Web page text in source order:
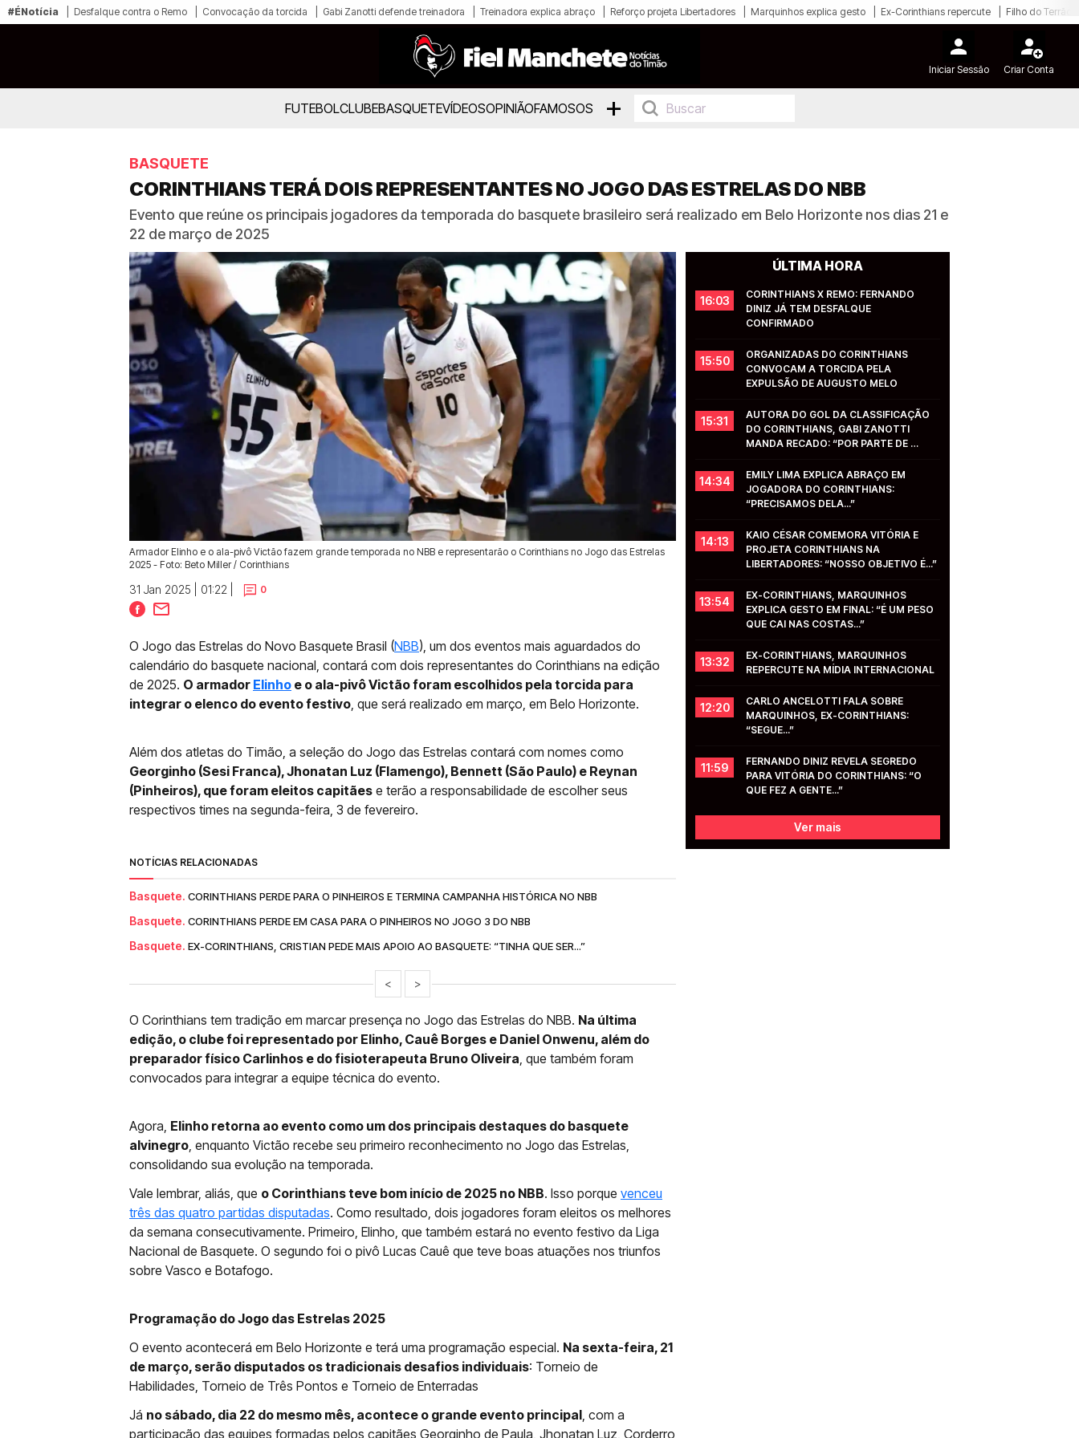
#ÉNotícia Desfalque contra o Remo Convocação da torcida Gabi Zanotti defende treinadora Treinadora explica abraço Reforço projeta Libertadores Marquinhos explica gesto Ex-Corinthians repercute Filho do Terrão
Iniciar Sessão Criar Conta
FUTEBOLCLUBEBASQUETEVÍDEOSOPINIÃOFAMOSOS +
BASQUETE
CORINTHIANS TERÁ DOIS REPRESENTANTES NO JOGO DAS ESTRELAS DO NBB
Evento que reúne os principais jogadores da temporada do basquete brasileiro será realizado em Belo Horizonte nos dias 21 e
22 de março de 2025
Armador Elinho e o ala-pivô Victão fazem grande temporada no NBB e representarão o Corinthians no Jogo das Estrelas
2025 - Foto: Beto Miller / Corinthians
31 Jan 2025 | 01:22 | 0
O Jogo das Estrelas do Novo Basquete Brasil (NBB), um dos eventos mais aguardados do
calendário do basquete nacional, contará com dois representantes do Corinthians na edição
de 2025. O armador Elinho e o ala-pivô Victão foram escolhidos pela torcida para
integrar o elenco do evento festivo, que será realizado em março, em Belo Horizonte.
Além dos atletas do Timão, a seleção do Jogo das Estrelas contará com nomes como
Georginho (Sesi Franca), Jhonatan Luz (Flamengo), Bennett (São Paulo) e Reynan
(Pinheiros), que foram eleitos capitães e terão a responsabilidade de escolher seus
respectivos times na segunda-feira, 3 de fevereiro.
NOTÍCIAS RELACIONADAS
Basquete. CORINTHIANS PERDE PARA O PINHEIROS E TERMINA CAMPANHA HISTÓRICA NO NBB
Basquete. CORINTHIANS PERDE EM CASA PARA O PINHEIROS NO JOGO 3 DO NBB
Basquete. EX-CORINTHIANS, CRISTIAN PEDE MAIS APOIO AO BASQUETE: “TINHA QUE SER...”
< >
O Corinthians tem tradição em marcar presença no Jogo das Estrelas do NBB. Na última
edição, o clube foi representado por Elinho, Cauê Borges e Daniel Onwenu, além do
preparador físico Carlinhos e do fisioterapeuta Bruno Oliveira, que também foram
convocados para integrar a equipe técnica do evento.
Agora, Elinho retorna ao evento como um dos principais destaques do basquete
alvinegro, enquanto Victão recebe seu primeiro reconhecimento no Jogo das Estrelas,
consolidando sua evolução na temporada.
Vale lembrar, aliás, que o Corinthians teve bom início de 2025 no NBB. Isso porque venceu
três das quatro partidas disputadas. Como resultado, dois jogadores foram eleitos os melhores
da semana consecutivamente. Primeiro, Elinho, que também estará no evento festivo da Liga
Nacional de Basquete. O segundo foi o pivô Lucas Cauê que teve boas atuações nos triunfos
sobre Vasco e Botafogo.
Programação do Jogo das Estrelas 2025
O evento acontecerá em Belo Horizonte e terá uma programação especial. Na sexta-feira, 21
de março, serão disputados os tradicionais desafios individuais: Torneio de
Habilidades, Torneio de Três Pontos e Torneio de Enterradas
Já no sábado, dia 22 do mesmo mês, acontece o grande evento principal, com a
participação das equipes formadas pelos capitães Georginho de Paula, Jhonatan Luz, Corderro
ÚLTIMA HORA
16:03
CORINTHIANS X REMO: FERNANDO
DINIZ JÁ TEM DESFALQUE
CONFIRMADO
15:50
ORGANIZADAS DO CORINTHIANS
CONVOCAM A TORCIDA PELA
EXPULSÃO DE AUGUSTO MELO
15:31
AUTORA DO GOL DA CLASSIFICAÇÃO
DO CORINTHIANS, GABI ZANOTTI
MANDA RECADO: “POR PARTE DE
14:34
EMILY LIMA EXPLICA ABRAÇO EM
JOGADORA DO CORINTHIANS:
“PRECISAMOS DELA...”
14:13
KAIO CÉSAR COMEMORA VITÓRIA E
PROJETA CORINTHIANS NA
LIBERTADORES: “NOSSO OBJETIVO É...”
13:54
EX-CORINTHIANS, MARQUINHOS
EXPLICA GESTO EM FINAL: “É UM PESO
QUE CAI NAS COSTAS...”
13:32
EX-CORINTHIANS, MARQUINHOS
REPERCUTE NA MÍDIA INTERNACIONAL
12:20
CARLO ANCELOTTI FALA SOBRE
MARQUINHOS, EX-CORINTHIANS:
“SEGUE...”
11:59
FERNANDO DINIZ REVELA SEGREDO
PARA VITÓRIA DO CORINTHIANS: “O
QUE FEZ A GENTE...”
Ver mais